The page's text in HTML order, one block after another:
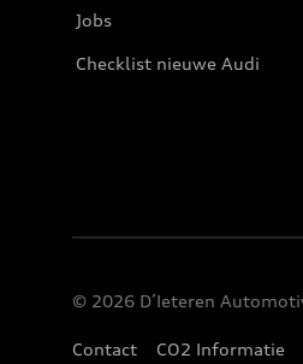
Jobs
Checklist nieuwe Audi
© 2026 D’Ieteren
Contact CO2 Informatie